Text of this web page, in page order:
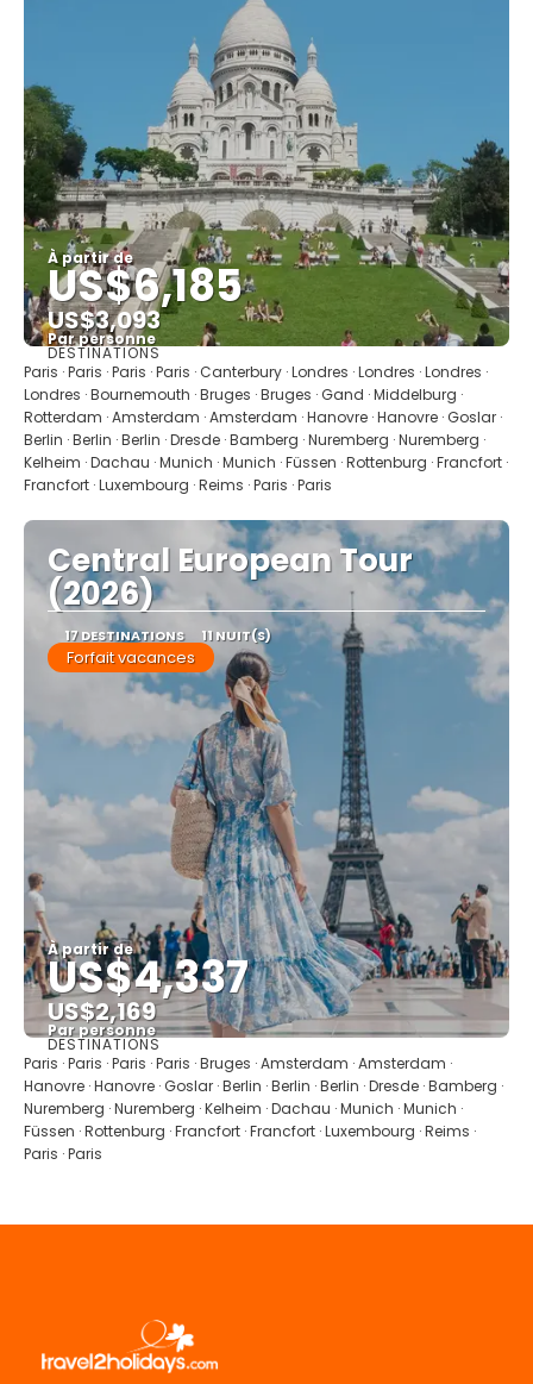
À partir de
US$6,185
US$3,093
Par personne
Afficher
DESTINATIONS
Paris · Paris · Paris · Paris · Canterbury · Londres · Londres · Londres ·
Londres · Bournemouth · Bruges · Bruges · Gand · Middelburg ·
Rotterdam · Amsterdam · Amsterdam · Hanovre · Hanovre · Goslar ·
Berlin · Berlin · Berlin · Dresde · Bamberg · Nuremberg · Nuremberg ·
Kelheim · Dachau · Munich · Munich · Füssen · Rottenburg · Francfort ·
Francfort · Luxembourg · Reims · Paris · Paris
Central European Tour
(2026)
17 DESTINATIONS 11 NUIT(S)
Forfait vacances
À partir de
US$4,337
US$2,169
Par personne
Afficher
DESTINATIONS
Paris · Paris · Paris · Paris · Bruges · Amsterdam · Amsterdam ·
Hanovre · Hanovre · Goslar · Berlin · Berlin · Berlin · Dresde · Bamberg ·
Nuremberg · Nuremberg · Kelheim · Dachau · Munich · Munich ·
Füssen · Rottenburg · Francfort · Francfort · Luxembourg · Reims ·
Paris · Paris